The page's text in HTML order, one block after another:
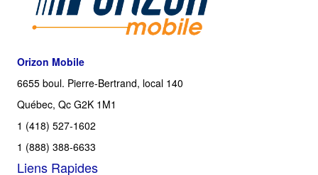
Orizon Mobile
6655 boul. Pierre-Bertrand, local 140
Québec, Qc G2K 1M1
1 (418) 527-1602
1 (888) 388-6633
Liens Rapides